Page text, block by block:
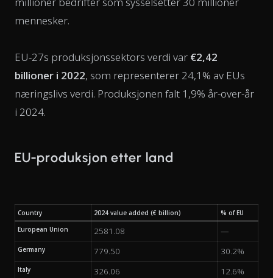
mennesker.
EU-27s produksjonssektors verdi var €2,42
billioner i 2022, som representerer 24,1% av EUs
næringslivs verdi. Produksjonen falt 1,9% år-over-år
i 2024.
EU-produksjon etter land
Country 2024 value added (€ billion)
% of EU
European Union
2581.08 —
Germany 779.50 30.2%
Italy 326.06 12.6%